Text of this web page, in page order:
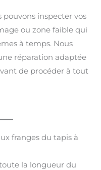
inspecter vos
ou zone faible qui
à temps. Nous
réparation adaptée
de procéder à tout
franges du tapis à
la longueur du